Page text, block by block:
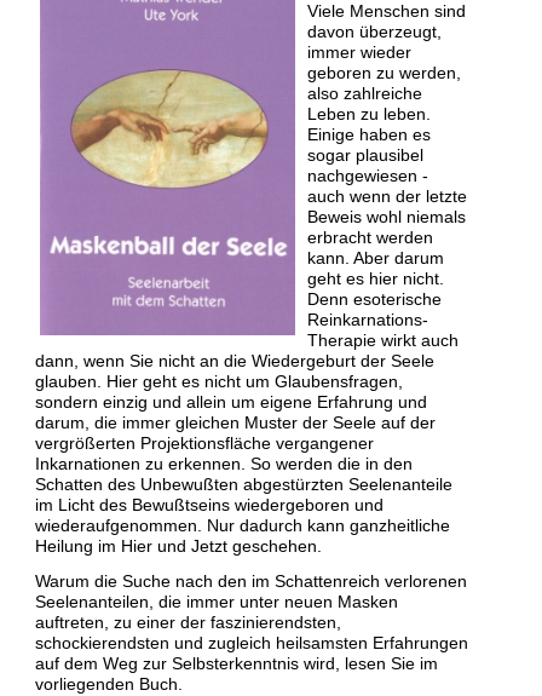
Viele Menschen sind
davon überzeugt,
immer wieder
geboren zu werden,
also zahlreiche
Leben zu leben.
Einige haben es
sogar plausibel
nachgewiesen -
auch wenn der letzte
Beweis wohl niemals
erbracht werden
kann. Aber darum
geht es hier nicht.
Denn esoterische
Reinkarnations-
Therapie wirkt auch
dann, wenn Sie nicht an die Wiedergeburt der Seele
glauben. Hier geht es nicht um Glaubensfragen,
sondern einzig und allein um eigene Erfahrung und
darum, die immer gleichen Muster der Seele auf der
vergrößerten Projektionsfläche vergangener
Inkarnationen zu erkennen. So werden die in den
Schatten des Unbewußten abgestürzten Seelenanteile
im Licht des Bewußtseins wiedergeboren und
wiederaufgenommen. Nur dadurch kann ganzheitliche
Heilung im Hier und Jetzt geschehen.
Warum die Suche nach den im Schattenreich verlorenen
Seelenanteilen, die immer unter neuen Masken
auftreten, zu einer der faszinierendsten,
schockierendsten und zugleich heilsamsten Erfahrungen
auf dem Weg zur Selbsterkenntnis wird, lesen Sie im
vorliegenden Buch.